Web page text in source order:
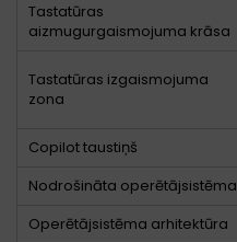
Tastatūras
aizmugurgaismojuma krāsa
Tastatūras izgaismojuma
zona
Copilot taustiņš
Nodrošināta operētājsistēma
Operētājsistēma arhitektūra